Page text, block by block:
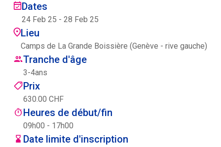
Ecolint Camps
Centre des arts
Institute
Contact
Panier
Dates
24 Feb 25 - 28 Feb 25
Lieu
Camps de La Grande Boissière (Genève - rive gauche)
Tranche d'âge
3-4ans
Prix
630.00 CHF
Heures de début/fin
09h00 - 17h00
Date limite d'inscription